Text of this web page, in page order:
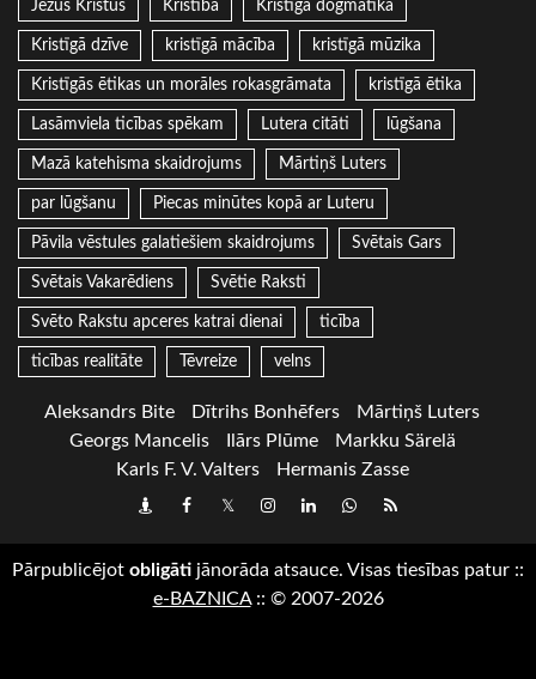
Jēzus Kristus Kristība Kristīgā dogmatika
Kristīgā dzīve kristīgā mācība kristīgā mūzika
Kristīgās ētikas un morāles rokasgrāmata kristīgā ētika
Lasāmviela ticības spēkam Lutera citāti lūgšana
Mazā katehisma skaidrojums Mārtiņš Luters
par lūgšanu Piecas minūtes kopā ar Luteru
Pāvila vēstules galatiešiem skaidrojums Svētais Gars
Svētais Vakarēdiens Svētie Raksti
Svēto Rakstu apceres katrai dienai ticība
ticības realitāte Tēvreize velns
Aleksandrs Bite Dītrihs Bonhēfers
Mārtiņš Luters
Georgs Mancelis
Ilārs Plūme
Markku Särelä
Karls F. V. Valters
Hermanis Zasse
DraugiemFacebook
TwitterInstagram
LinkedInwhatsapp
RSS
Pārpublicējot obligāti jānorāda atsauce. Visas tiesības patur ::
e-BAZNICA:: © 2007-2026